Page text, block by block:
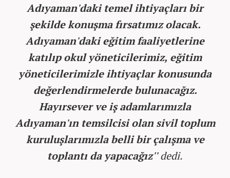
Adıyaman'daki temel ihtiyaçları bir
şekilde konuşma fırsatımız olacak.
Adıyaman'daki eğitim faaliyetlerine
katılıp okul yöneticilerimiz, eğitim
yöneticilerimizle ihtiyaçlar konusunda
değerlendirmelerde bulunacağız.
Hayırsever ve iş adamlarımızla
Adıyaman'ın temsilcisi olan sivil toplum
kuruluşlarımızla belli bir çalışma ve
toplantı da yapacağız''dedi.